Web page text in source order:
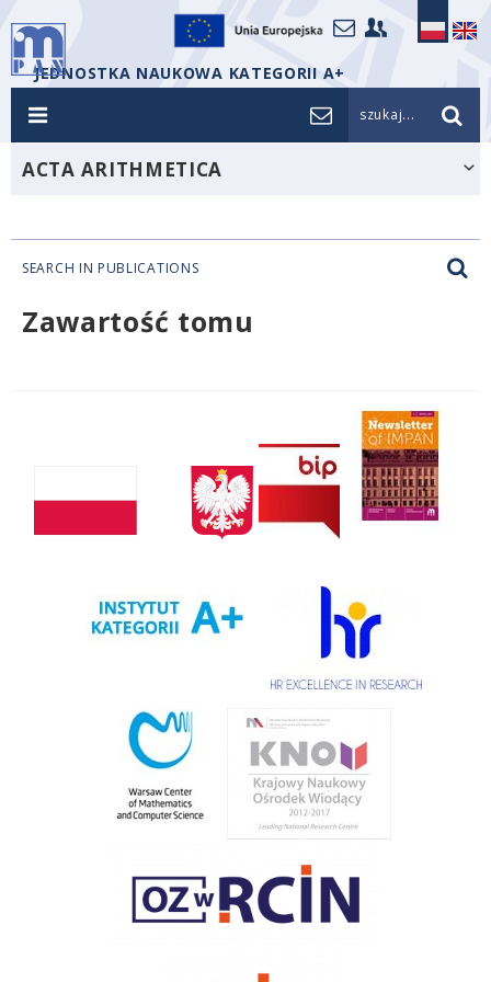
JEDNOSTKA NAUKOWA KATEGORII A+
szukaj...
ACTA ARITHMETICA
SEARCH IN PUBLICATIONS
Zawartość tomu